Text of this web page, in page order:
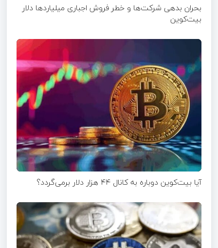
بحران بدهی شرکت‌ها و خطر فروش اجباری میلیاردها دلار
بیت‌کوین
آیا بیت‌کوین دوباره به کانال ۴۴ هزار دلار برمی‌گردد؟